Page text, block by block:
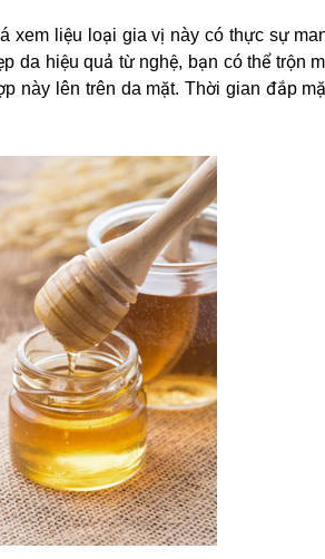
xem liệu loại gia vị này có thực sự
da hiệu quả từ nghệ, bạn có thể trộn
này lên trên da mặt. Thời gian đắp